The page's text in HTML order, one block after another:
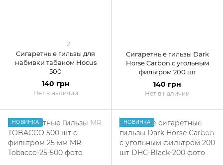
2
Сигаретные гильзы для
набивки табаком Hocus
500
140 грн
Нет в наличии
Сигаретные гильзы Dark
Horse Carbon с угольным
фильтром 200 шт
140 грн
Нет в наличии
НОВИНКА НОВИНКА